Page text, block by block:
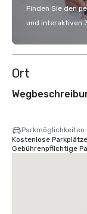
Finden Sie den
und interaktiven
Ort
Parkmöglichkeiten
Kostenlose Parkplätze
Gebührenpflichtige